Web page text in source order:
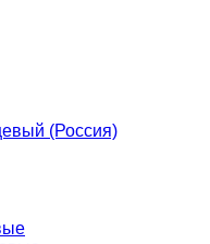
(Россия)